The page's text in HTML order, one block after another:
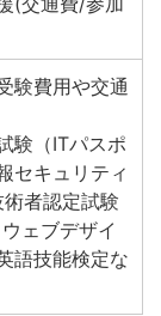
験費用や交通
験（ITパスポ
セキュリティ
者認定試験
ェブデザイ
語技能検定な